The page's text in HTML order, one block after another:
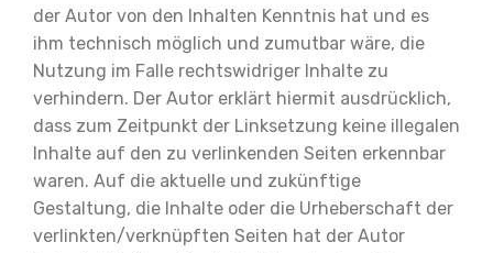
der Autor von den Inhalten Kenntnis hat und es
ihm technisch möglich und zumutbar wäre, die
Nutzung im Falle rechtswidriger Inhalte zu
verhindern. Der Autor erklärt hiermit ausdrücklich,
dass zum Zeitpunkt der Linksetzung keine illegalen
Inhalte auf den zu verlinkenden Seiten erkennbar
waren. Auf die aktuelle und zukünftige
Gestaltung, die Inhalte oder die Urheberschaft der
verlinkten/verknüpften Seiten hat der Autor